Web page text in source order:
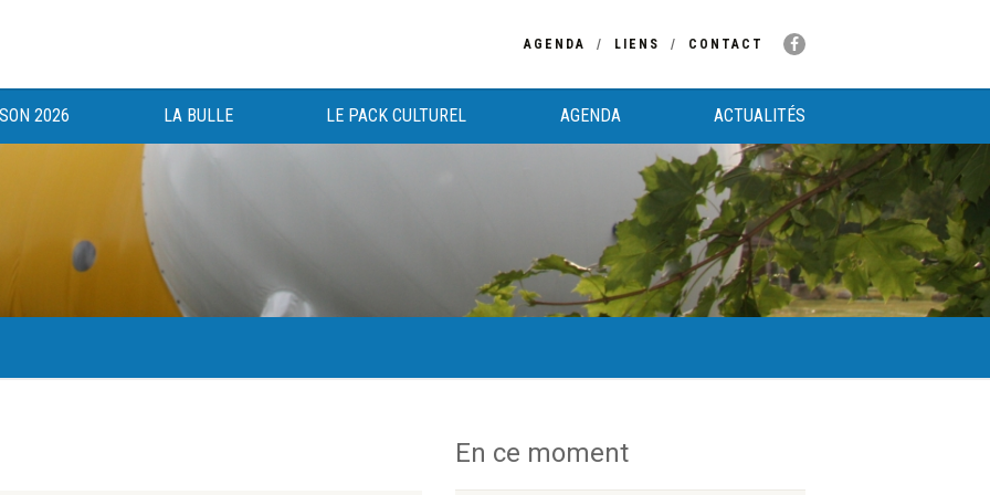
AGENDA LIENS CONTACT
2026 LA BULLE LE PACK CULTUREL AGENDA ACTUALITÉS
au bénéfice des haut-saônois depuis 1983. En ce moment